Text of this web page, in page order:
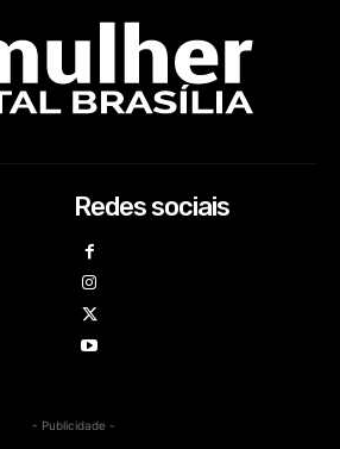
Redes sociais
- Publicidade -